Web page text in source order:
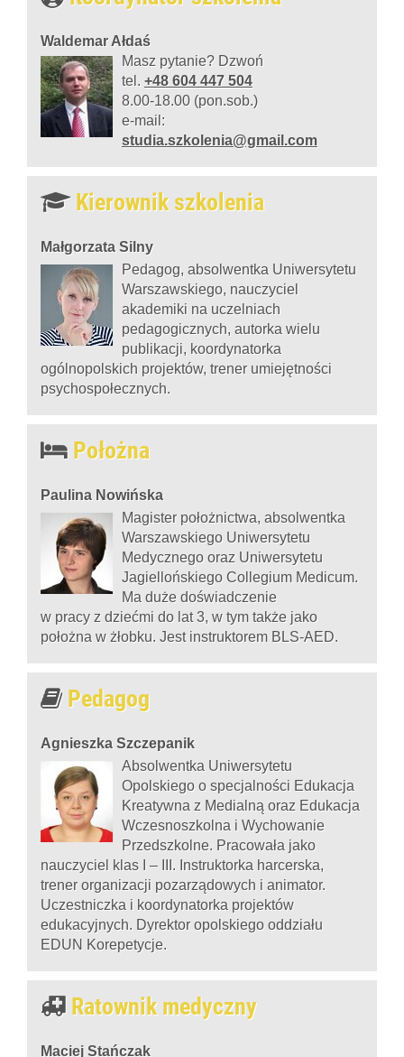
Waldemar Ałdaś
Masz pytanie? Dzwoń
tel. +48 604 447 504
8.00-18.00 (pon.sob.)
e-mail:
studia.szkolenia@gmail.com
Kierownik szkolenia
Małgorzata Silny
Pedagog, absolwentka Uniwersytetu
Warszawskiego, nauczyciel
akademiki na uczelniach
pedagogicznych, autorka wielu
publikacji, koordynatorka
ogólnopolskich projektów, trener umiejętności
psychospołecznych.
Położna
Paulina Nowińska
Magister położnictwa, absolwentka
Warszawskiego Uniwersytetu
Medycznego oraz Uniwersytetu
Jagiellońskiego Collegium Medicum.
Ma duże doświadczenie
w pracy z dziećmi do lat 3, w tym także jako
położna w żłobku. Jest instruktorem BLS-AED.
Pedagog
Agnieszka Szczepanik
Absolwentka Uniwersytetu
Opolskiego o specjalności Edukacja
Kreatywna z Medialną oraz Edukacja
Wczesnoszkolna i Wychowanie
Przedszkolne. Pracowała jako
nauczyciel klas I – III. Instruktorka harcerska,
trener organizacji pozarządowych i animator.
Uczestniczka i koordynatorka projektów
edukacyjnych. Dyrektor opolskiego oddziału
EDUN Korepetycje.
Ratownik medyczny
Maciej Stańczak